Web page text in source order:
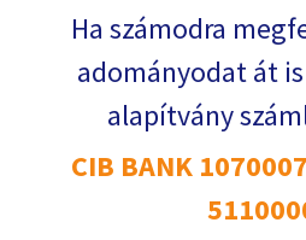
Ha számodra
adományodat át
alapítvány
CIB BANK